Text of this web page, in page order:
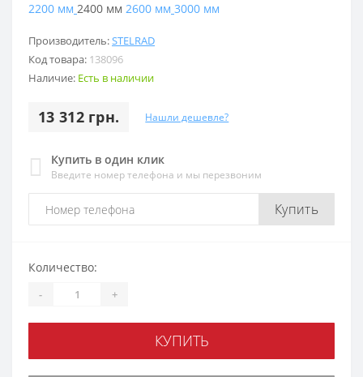
Производитель:STELRAD
Код товара: 138096
Наличие: Есть в наличии
13 312 грн. Нашли дешевле?
Купить в один клик
Введите номер телефона и мы перезвоним
Купить
2200 мм 2400 мм 2600 мм 3000 мм
Количество:
- +
КУПИТЬ